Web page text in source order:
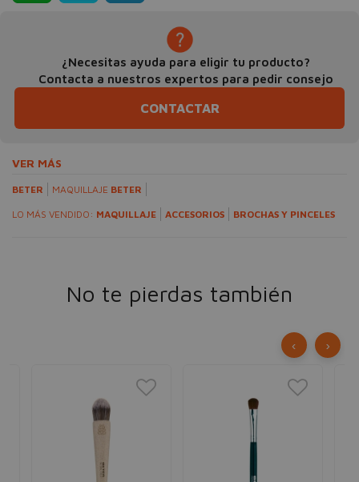
¿Necesitas ayuda para eligir tu producto?
Contacta a nuestros expertos para pedir consejo
CONTACTAR
VER MÁS
BETER MAQUILLAJE BETER
LO MÁS VENDIDO: MAQUILLAJE ACCESORIOS BROCHAS Y PINCELES
No te pierdas también
‹ ›